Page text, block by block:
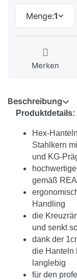
Menge:1
Merken
Beschreibung
Produktdetails:
Hex-
Stahlkern
und KG-
gemäß
Handling
die
und senkt
dank der
die Hanteln
langlebig
für den